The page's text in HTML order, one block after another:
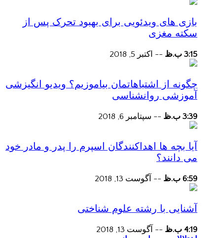
بازی های ویدئویی برای بهبود تحرک پس از
سکته مغزی
3:15 ب.ظ -- اکتبر 5, 2018
چگونه از اشتباهاتمان بیاموزیم؟ ویدیو انگیزشی
آموزشی روانشناسی
3:39 ب.ظ -- سپتامبر 6, 2018
آیا بچه ها اهداکنندگان اسپرم را پدر و مادر خود
می دانند؟
6:59 ب.ظ -- آگوست 13, 2018
آشنایی با رشته علوم شناختی
4:19 ب.ظ -- آگوست 13, 2018